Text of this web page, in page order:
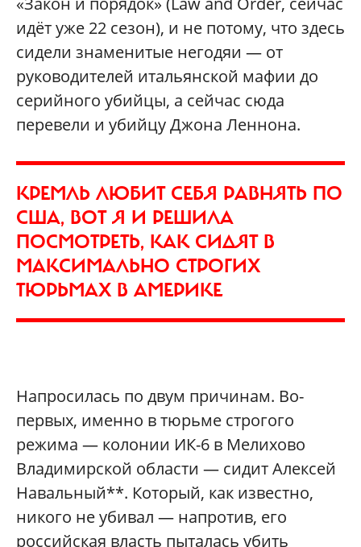
идёт уже 22 сезон), и не потому, что здесь
сидели знаменитые негодяи — от
руководителей итальянской мафии до
серийного убийцы, а сейчас сюда
перевели и убийцу Джона Леннона.
КРЕМЛЬ ЛЮБИТ СЕБЯ РАВНЯТЬ ПО
США, ВОТ Я И РЕШИЛА
ПОСМОТРЕТЬ, КАК СИДЯТ В
МАКСИМАЛЬНО СТРОГИХ
ТЮРЬМАХ В АМЕРИКЕ
Напросилась по двум причинам. Во-
первых, именно в тюрьме строгого
режима — колонии ИК-6 в Мелихово
Владимирской области — сидит Алексей
Навальный**. Который, как известно,
никого не убивал — напротив, его
российская власть пыталась убить